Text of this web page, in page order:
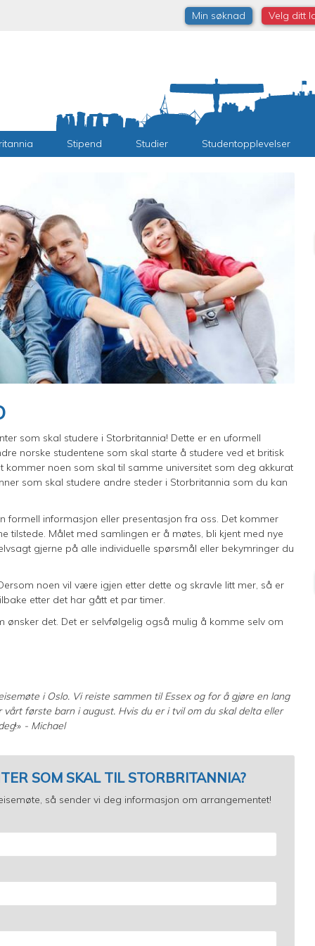
Min søknad Velg ditt
Stipend Studier Studentopplevelser
som skal studere i Storbritannia! Dette er en uformell
norske studentene som skal starte å studere ved et britisk
kommer noen som skal til samme universitet som deg akkurat
som skal studere andre steder i Storbritannia som du kan
formell informasjon eller presentasjon fra oss. Det kommer
tilstede. Målet med samlingen er å møtes, bli kjent med nye
gjerne på alle individuelle spørsmål eller bekymringer du
noen vil være igjen etter dette og skravle litt mer, så er
etter det har gått et par timer.
det. Det er selvfølgelig også mulig å komme selv om
i Oslo. Vi reiste sammen til Essex og for å gjøre en lang
første barn i august. Hvis du er i tvil om du skal delta eller
!» - Michael
SOM SKAL TIL STORBRITANNIA?
så sender vi deg informasjon om arrangementet!